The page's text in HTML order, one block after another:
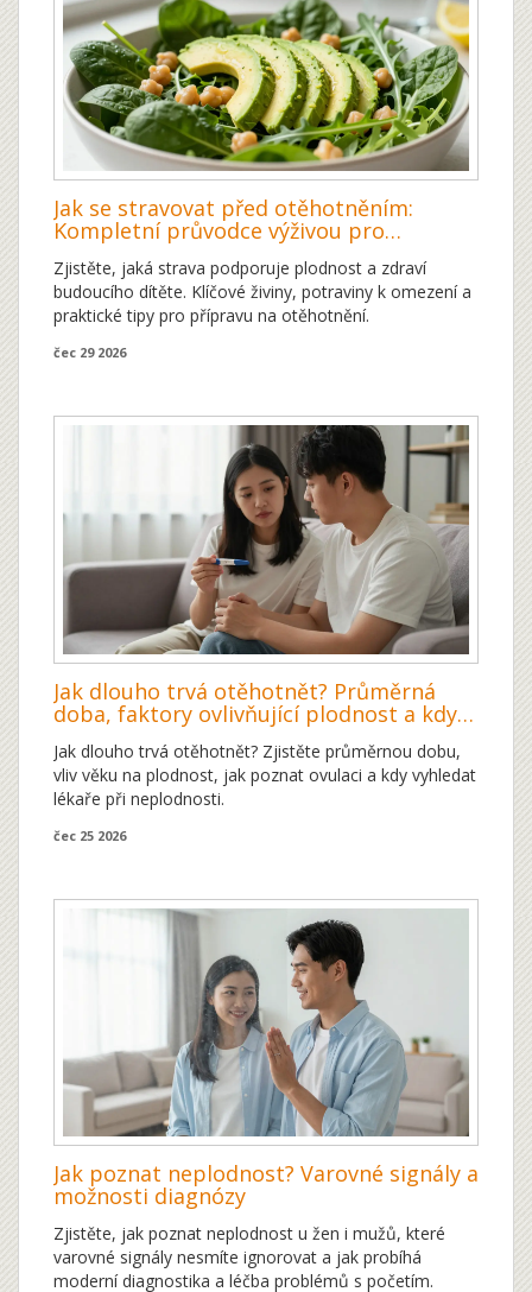
Jak se stravovat před otěhotněním:
Kompletní průvodce výživou pro
plánování dítěte
Zjistěte, jaká strava podporuje plodnost a zdraví
budoucího dítěte. Klíčové živiny, potraviny k omezení a
praktické tipy pro přípravu na otěhotnění.
čec 29 2026
Jak dlouho trvá otěhotnět? Průměrná
doba, faktory ovlivňující plodnost a kdy
vyhledat pomoc
Jak dlouho trvá otěhotnět? Zjistěte průměrnou dobu,
vliv věku na plodnost, jak poznat ovulaci a kdy vyhledat
lékaře při neplodnosti.
čec 25 2026
Jak poznat neplodnost? Varovné signály a
možnosti diagnózy
Zjistěte, jak poznat neplodnost u žen i mužů, které
varovné signály nesmíte ignorovat a jak probíhá
moderní diagnostika a léčba problémů s početím.